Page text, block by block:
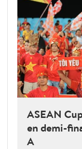
ASEAN
en demi-
A